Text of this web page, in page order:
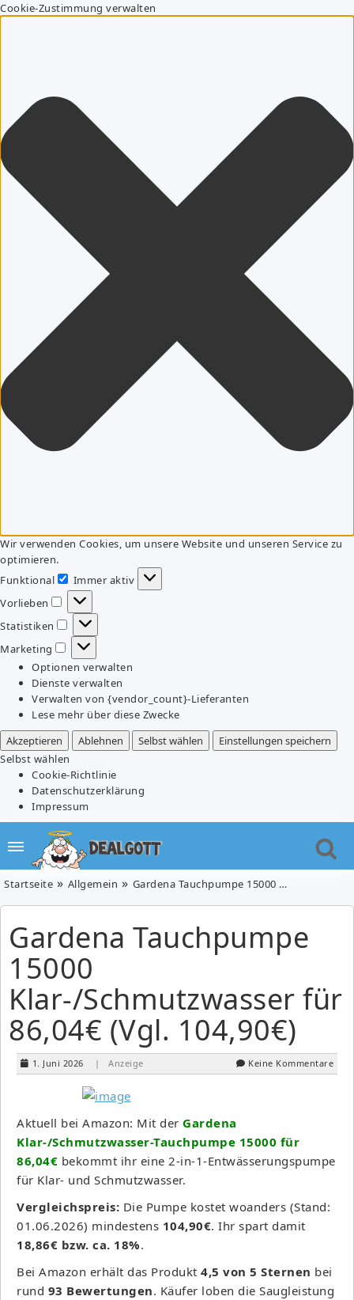
Cookie-Zustimmung verwalten
Wir verwenden Cookies, um unsere Website und unseren Service zu
optimieren.
Funktional
Funktional
Immer aktiv
Vorlieben
Vorlieben
Statistiken
Statistiken
Marketing
Marketing
Optionen verwalten
Dienste verwalten
Verwalten von {vendor_count}-Lieferanten
Lese mehr über diese Zwecke
Akzeptieren
Ablehnen Selbst wählen
Einstellungen speichern
Selbst wählen
Cookie-Richtlinie
Datenschutzerklärung
Impressum
Startseite Allgemein Gardena Tauchpumpe 15000 Klar-/Schmutzwasser für 86,04€ (Vgl. 104,90€)
Gardena Tauchpumpe
15000
Klar-/Schmutzwasser für
86,04€ (Vgl. 104,90€)
1. Juni 2026 | Anzeige Keine Kommentare
Aktuell bei Amazon: Mit der Gardena
Klar-/Schmutzwasser-Tauchpumpe 15000 für
86,04€ bekommt ihr eine 2-in-1-Entwässerungspumpe
für Klar- und Schmutzwasser.
Vergleichspreis: Die Pumpe kostet woanders (Stand:
01.06.2026) mindestens 104,90€. Ihr spart damit
18,86€ bzw. ca. 18%.
Bei Amazon erhält das Produkt 4,5 von 5 Sternen bei
rund 93 Bewertungen. Käufer loben die Saugleistung